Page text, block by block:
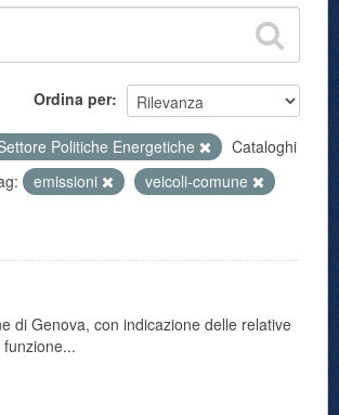
Ordina per
Politiche Energetiche
Cataloghi
emissioni
veicoli-comune
di Genova, con indicazione delle relative